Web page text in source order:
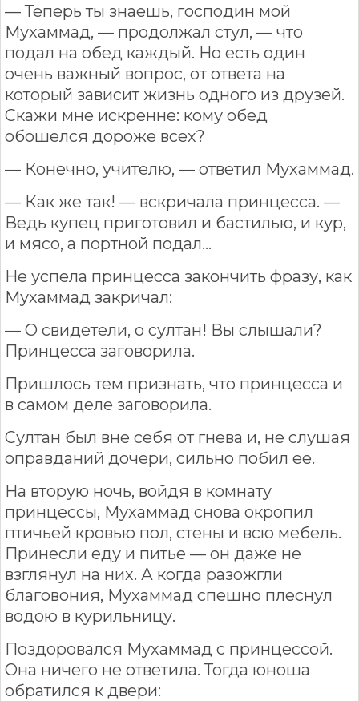
— Теперь ты знаешь, господин мой
Мухаммад, — продолжал стул, — что
подал на обед каждый. Но есть один
очень важный вопрос, от ответа на
который зависит жизнь одного из друзей.
Скажи мне искренне: кому обед
обошелся дороже всех?
— Конечно, учителю, — ответил Мухаммад.
— Как же так! — вскричала принцесса. —
Ведь купец приготовил и бастилью, и кур,
и мясо, а портной подал…
Не успела принцесса закончить фразу, как
Мухаммад закричал:
— О свидетели, о султан! Вы слышали?
Принцесса заговорила.
Пришлось тем признать, что принцесса и
в самом деле заговорила.
Султан был вне себя от гнева и, не слушая
оправданий дочери, сильно побил ее.
На вторую ночь, войдя в комнату
принцессы, Мухаммад снова окропил
птичьей кровью пол, стены и всю мебель.
Принесли еду и питье — он даже не
взглянул на них. А когда разожгли
благовония, Мухаммад спешно плеснул
водою в курильницу.
Поздоровался Мухаммад с принцессой.
Она ничего не ответила. Тогда юноша
обратился к двери: